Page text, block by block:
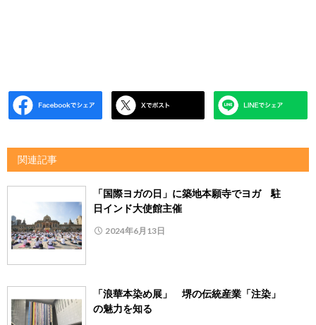
関連記事
「国際ヨガの日」に築地本願寺でヨガ 駐
日インド大使館主催
2024年6月13日
「浪華本染め展」 堺の伝統産業「注染」
の魅力を知る